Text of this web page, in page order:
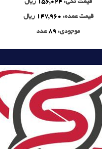
قیمت تکی: 156,024 ریال
قیمت عمده: 147,960 ریال
موجودی: 89عدد